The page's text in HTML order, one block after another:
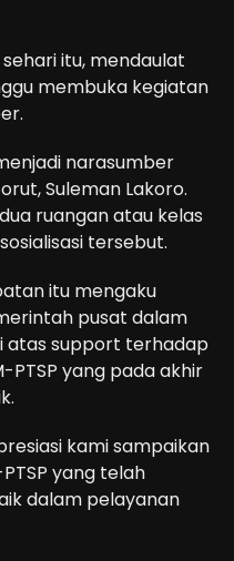
itu, mendaulat
membuka kegiatan
narasumber
Suleman Lakoro.
ruangan atau kelas
tersebut.
itu mengaku
pusat dalam
atas support terhadap
PTSP yang pada akhir
kami sampaikan
yang telah
dalam pelayanan